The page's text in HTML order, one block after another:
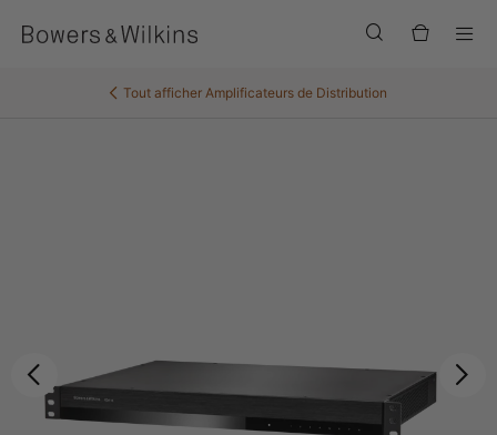
Tout afficher Amplificateurs de Distribution
Précédent